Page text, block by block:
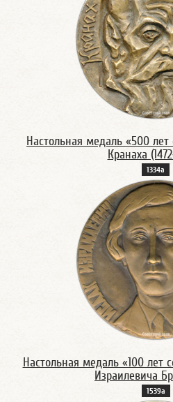
Настольная медаль «500
Кранаха
1334а
Настольная медаль «100 лет
Израилевича
1539а